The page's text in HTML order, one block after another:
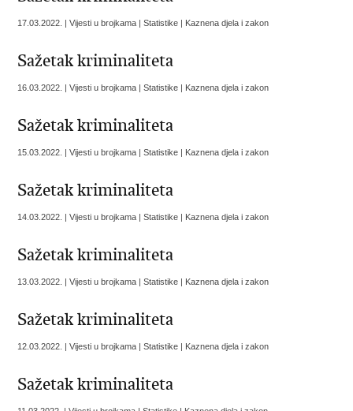
17.03.2022. | Vijesti u brojkama | Statistike | Kaznena djela i zakon
Sažetak kriminaliteta
16.03.2022. | Vijesti u brojkama | Statistike | Kaznena djela i zakon
Sažetak kriminaliteta
15.03.2022. | Vijesti u brojkama | Statistike | Kaznena djela i zakon
Sažetak kriminaliteta
14.03.2022. | Vijesti u brojkama | Statistike | Kaznena djela i zakon
Sažetak kriminaliteta
13.03.2022. | Vijesti u brojkama | Statistike | Kaznena djela i zakon
Sažetak kriminaliteta
12.03.2022. | Vijesti u brojkama | Statistike | Kaznena djela i zakon
Sažetak kriminaliteta